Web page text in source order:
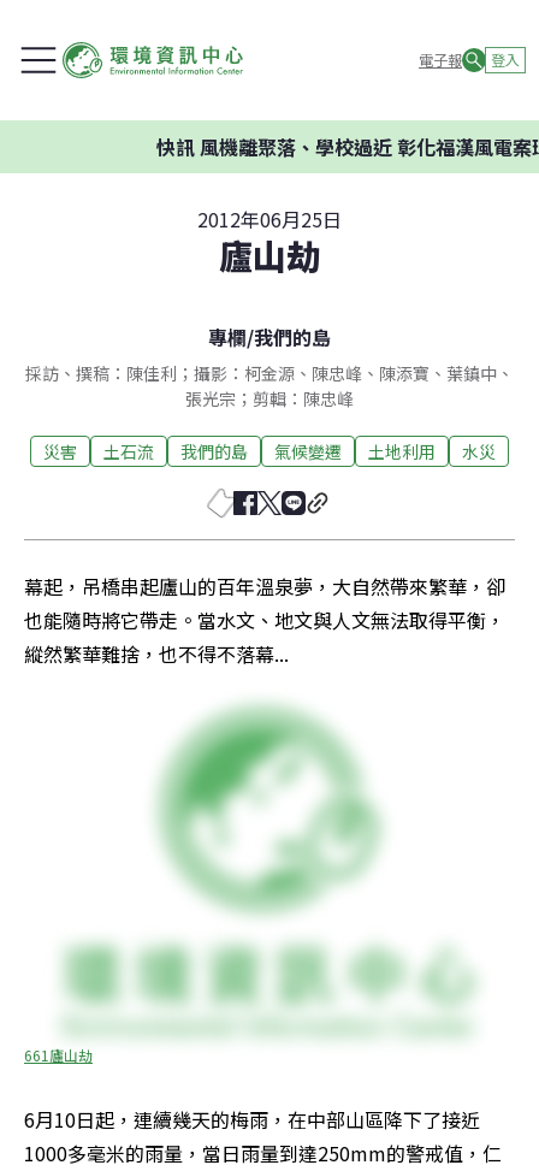
電子報 登入
快訊風機離聚落、學校過近 彰化福漢風電案環
2012年06月25日
廬山劫
專欄/我們的島
採訪、撰稿：陳佳利；攝影：柯金源、陳忠峰、陳添寶、葉鎮中、
張光宗；剪輯：陳忠峰
災害 土石流 我們的島 氣候變遷 土地利用 水災
幕起，吊橋串起廬山的百年溫泉夢，大自然帶來繁華，卻
也能隨時將它帶走。當水文、地文與人文無法取得平衡，
縱然繁華難捨，也不得不落幕...
661廬山劫
6月10日起，連續幾天的梅雨，在中部山區降下了接近
1000多毫米的雨量，當日雨量到達250mm的警戒值，仁